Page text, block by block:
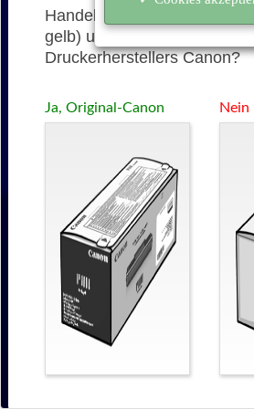
Handelt es sich bei der 716
gelb) um eine originale
Druckerherstellers Canon?
Ja, Original-Canon Nein